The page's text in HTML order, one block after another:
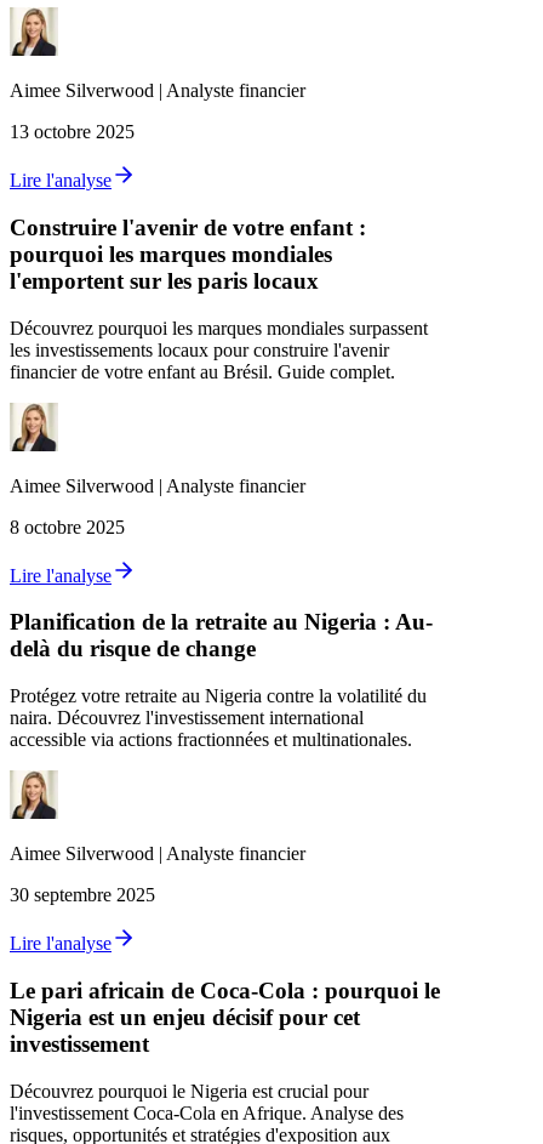
Aimee Silverwood | Analyste financier
13 octobre 2025
Lire l'analyse
Construire l'avenir de votre enfant :
pourquoi les marques mondiales
l'emportent sur les paris locaux
Découvrez pourquoi les marques mondiales surpassent
les investissements locaux pour construire l'avenir
financier de votre enfant au Brésil. Guide complet.
Aimee Silverwood | Analyste financier
8 octobre 2025
Lire l'analyse
Planification de la retraite au Nigeria : Au-
delà du risque de change
Protégez votre retraite au Nigeria contre la volatilité du
naira. Découvrez l'investissement international
accessible via actions fractionnées et multinationales.
Aimee Silverwood | Analyste financier
30 septembre 2025
Lire l'analyse
Le pari africain de Coca-Cola : pourquoi le
Nigeria est un enjeu décisif pour cet
investissement
Découvrez pourquoi le Nigeria est crucial pour
l'investissement Coca-Cola en Afrique. Analyse des
risques, opportunités et stratégies d'exposition aux